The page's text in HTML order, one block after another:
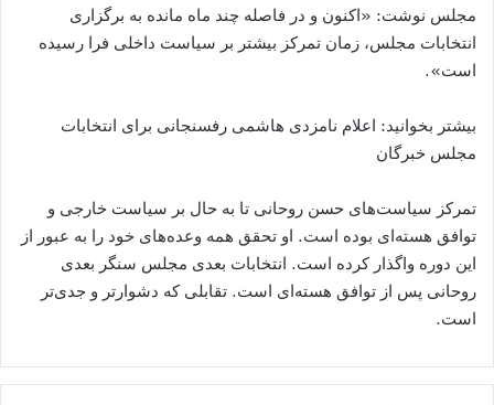
مجلس نوشت: «اکنون و در فاصله چند ماه مانده به برگزاری
انتخابات مجلس، زمان تمرکز بیشتر بر سیاست داخلی فرا رسیده
است».
بیشتر بخوانید: اعلام نامزدی هاشمی رفسنجانی برای انتخابات
مجلس خبرگان
تمرکز سیاست‌های حسن روحانی تا به حال بر سیاست خارجی و
توافق هسته‌ای بوده است. او تحقق همه وعده‌های خود را به عبور از
این دوره واگذار کرده است. انتخابات بعدی مجلس سنگر بعدی
روحانی پس از توافق هسته‌ای است. تقابلی که دشوارتر و جدی‌تر
است.